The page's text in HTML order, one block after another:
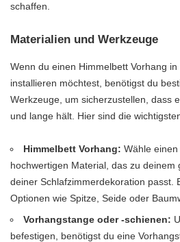
schaffen.
Materialien und Werkzeuge
Wenn du einen Himmelbett Vorhang
installieren möchtest, benötigst du
Werkzeuge, um sicherzustellen, dass
und lange hält. Hier sind die
Himmelbett Vorhang: Wähle
hochwertigen Material, das zu deinem
deiner Schlafzimmerdekoration passt.
Optionen wie Spitze, Seide oder
Vorhangstange oder -schienen:
befestigen, benötigst du eine